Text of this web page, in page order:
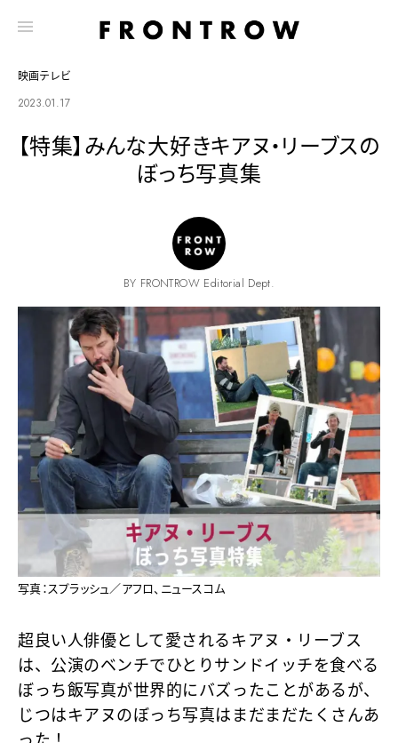
映画テレビ
2023.01.17
【特集】みんな大好きキアヌ・リーブスの
ぼっち写真集
BY FRONTROW Editorial Dept.
写真：スプラッシュ／アフロ、ニュースコム
超良い人俳優として愛されるキアヌ・リーブス
は、公演のベンチでひとりサンドイッチを食べる
ぼっち飯写真が世界的にバズったことがあるが、
じつはキアヌのぼっち写真はまだまだたくさんあ